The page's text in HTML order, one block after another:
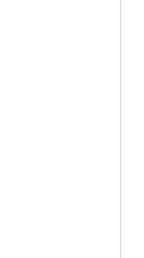
o mais